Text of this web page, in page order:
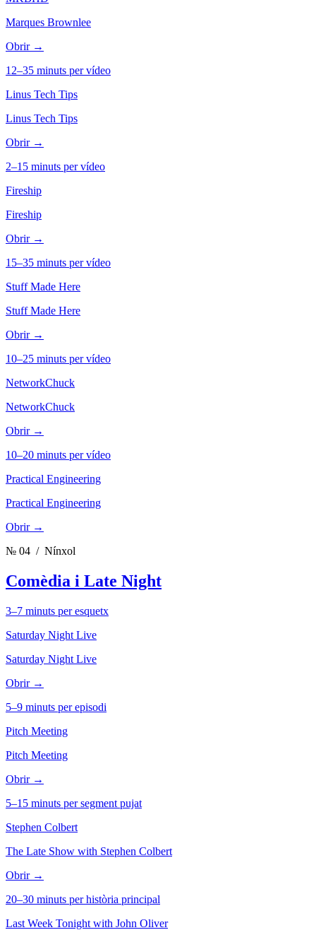
Marques Brownlee
Obrir →
12–35 minuts per vídeo
Linus Tech Tips
Linus Tech Tips
Obrir →
2–15 minuts per vídeo
Fireship
Fireship
Obrir →
15–35 minuts per vídeo
Stuff Made Here
Stuff Made Here
Obrir →
10–25 minuts per vídeo
NetworkChuck
NetworkChuck
Obrir →
10–20 minuts per vídeo
Practical Engineering
Practical Engineering
Obrir →
№ 04 / Nínxol
Comèdia i Late Night
3–7 minuts per esquetx
Saturday Night Live
Saturday Night Live
Obrir →
5–9 minuts per episodi
Pitch Meeting
Pitch Meeting
Obrir →
5–15 minuts per segment pujat
Stephen Colbert
The Late Show with Stephen Colbert
Obrir →
20–30 minuts per història principal
Last Week Tonight with John Oliver